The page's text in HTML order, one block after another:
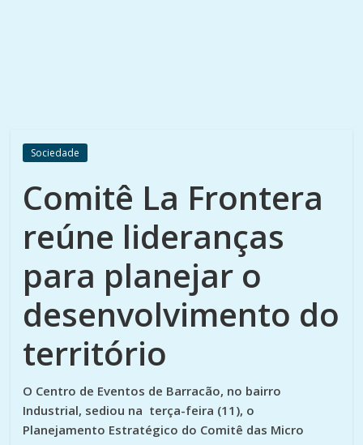
Sociedade
Comitê La Frontera
reúne lideranças
para planejar o
desenvolvimento do
território
O Centro de Eventos de Barracão, no bairro
Industrial, sediou na terça-feira (11), o
Planejamento Estratégico do Comitê das Micro